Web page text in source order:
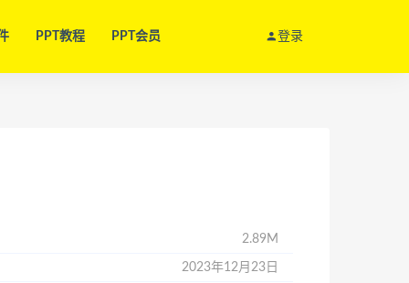
PPT教程 PPT会员 登录
2.89M
2023年12月23日